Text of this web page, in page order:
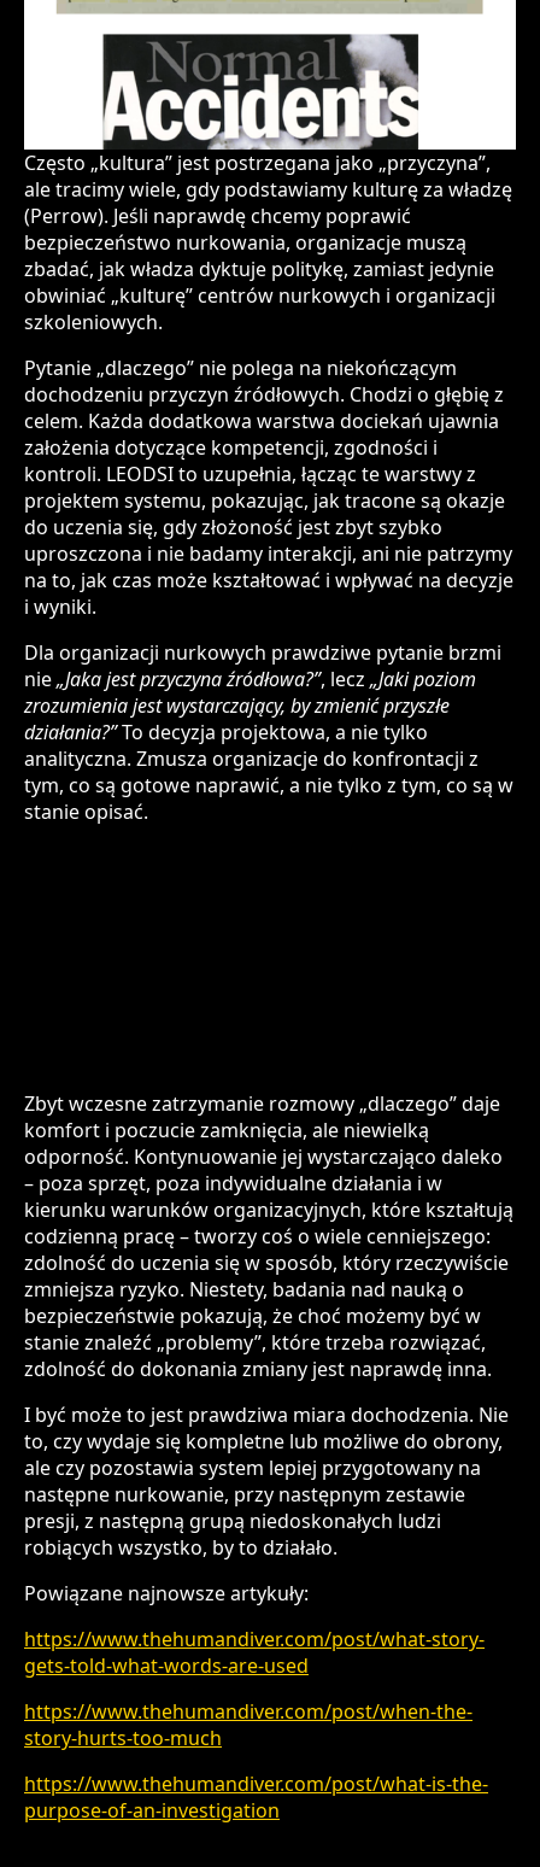
Często „kultura” jest postrzegana jako „przyczyna”,
ale tracimy wiele, gdy podstawiamy kulturę za władzę
(Perrow). Jeśli naprawdę chcemy poprawić
bezpieczeństwo nurkowania, organizacje muszą
zbadać, jak władza dyktuje politykę, zamiast jedynie
obwiniać „kulturę” centrów nurkowych i organizacji
szkoleniowych.
Pytanie „dlaczego” nie polega na niekończącym
dochodzeniu przyczyn źródłowych. Chodzi o głębię z
celem. Każda dodatkowa warstwa dociekań ujawnia
założenia dotyczące kompetencji, zgodności i
kontroli. LEODSI to uzupełnia, łącząc te warstwy z
projektem systemu, pokazując, jak tracone są okazje
do uczenia się, gdy złożoność jest zbyt szybko
uproszczona i nie badamy interakcji, ani nie patrzymy
na to, jak czas może kształtować i wpływać na decyzje
i wyniki.
Dla organizacji nurkowych prawdziwe pytanie brzmi
nie„Jaka jest przyczyna źródłowa?”, lecz „Jaki poziom
zrozumienia jest wystarczający, by zmienić przyszłe
działania?”To decyzja projektowa, a nie tylko
analityczna. Zmusza organizacje do konfrontacji z
tym, co są gotowe naprawić, a nie tylko z tym, co są w
stanie opisać.
Zbyt wczesne zatrzymanie rozmowy „dlaczego” daje
komfort i poczucie zamknięcia, ale niewielką
odporność. Kontynuowanie jej wystarczająco daleko
– poza sprzęt, poza indywidualne działania i w
kierunku warunków organizacyjnych, które kształtują
codzienną pracę – tworzy coś o wiele cenniejszego:
zdolność do uczenia się w sposób, który rzeczywiście
zmniejsza ryzyko. Niestety, badania nad nauką o
bezpieczeństwie pokazują, że choć możemy być w
stanie znaleźć „problemy”, które trzeba rozwiązać,
zdolność do dokonania zmiany jest naprawdę inna.
I być może to jest prawdziwa miara dochodzenia. Nie
to, czy wydaje się kompletne lub możliwe do obrony,
ale czy pozostawia system lepiej przygotowany na
następne nurkowanie, przy następnym zestawie
presji, z następną grupą niedoskonałych ludzi
robiących wszystko, by to działało.
Powiązane najnowsze artykuły:
https://www.thehumandiver.com/post/what-story-
gets-told-what-words-are-used
https://www.thehumandiver.com/post/when-the-
story-hurts-too-much
https://www.thehumandiver.com/post/what-is-the-
purpose-of-an-investigation